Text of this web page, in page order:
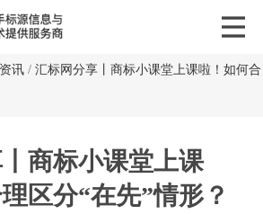
讯 / 汇标网分享丨商标小课堂上课啦！如何合
商标小课堂上课
区分“在先”情形？